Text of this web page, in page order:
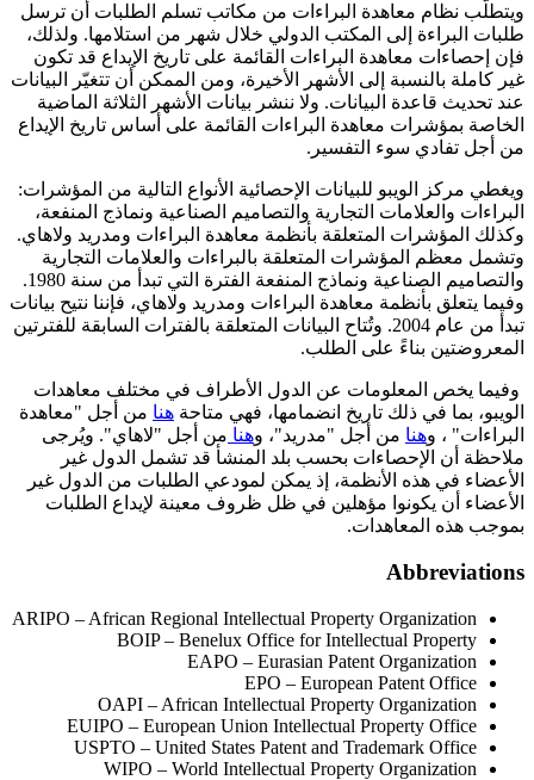
ويتطلّب نظام معاهدة البراءات من مكاتب تسلم الطلبات أن ترسل
طلبات البراءة إلى المكتب الدولي خلال شهر من استلامها. ولذلك،
فإن إحصاءات معاهدة البراءات القائمة على تاريخ الإيداع قد تكون
غير كاملة بالنسبة إلى الأشهر الأخيرة، ومن الممكن أن تتغيّر البيانات
عند تحديث قاعدة البيانات. ولا ننشر بيانات الأشهر الثلاثة الماضية
الخاصة بمؤشرات معاهدة البراءات القائمة على أساس تاريخ الإيداع
من أجل تفادي سوء التفسير.
ويغطي مركز الويبو للبيانات الإحصائية الأنواع التالية من المؤشرات:
البراءات والعلامات التجارية والتصاميم الصناعية ونماذج المنفعة،
وكذلك المؤشرات المتعلقة بأنظمة معاهدة البراءات ومدريد ولاهاي.
وتشمل معظم المؤشرات المتعلقة بالبراءات والعلامات التجارية
والتصاميم الصناعية ونماذج المنفعة الفترة التي تبدأ من سنة 1980.
وفيما يتعلق بأنظمة معاهدة البراءات ومدريد ولاهاي، فإننا نتيح بيانات
تبدأ من عام 2004. وتُتاح البيانات المتعلقة بالفترات السابقة للفترتين
المعروضتين بناءً على الطلب.
وفيما يخص المعلومات عن الدول الأطراف في مختلف معاهدات
الويبو، بما في ذلك تاريخ انضمامها، فهي متاحة هنا من أجل "معاهدة
البراءات" ، وهنا من أجل "مدريد"، وهنا من أجل "لاهاي". ويُرجى
ملاحظة أن الإحصاءات بحسب بلد المنشأ قد تشمل الدول غير
الأعضاء في هذه الأنظمة، إذ يمكن لمودعي الطلبات من الدول غير
الأعضاء أن يكونوا مؤهلين في ظل ظروف معينة لإيداع الطلبات
بموجب هذه المعاهدات.
Abbreviations
ARIPO – African Regional Intellectual Property Organization
BOIP – Benelux Office for Intellectual Property
EAPO – Eurasian Patent Organization
EPO – European Patent Office
OAPI – African Intellectual Property Organization
EUIPO – European Union Intellectual Property Office
USPTO – United States Patent and Trademark Office
WIPO – World Intellectual Property Organization